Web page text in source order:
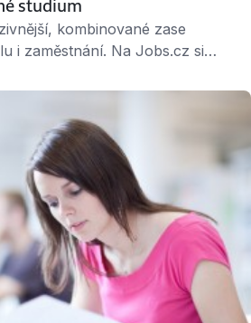
studium
kombinované zase
i zaměstnání. Na Jobs.cz si
studium – přehled všech
mají nárok na status studenta
(levnější jízdné na hromadnou
apod.) Výuka v denním